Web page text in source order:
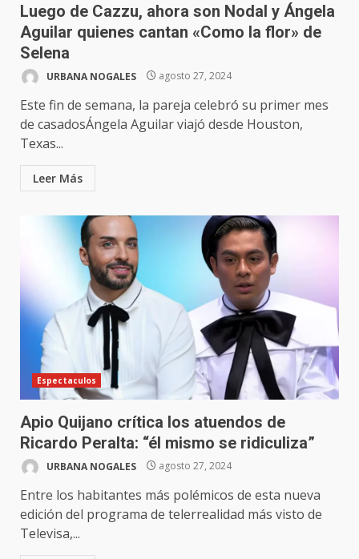
Luego de Cazzu, ahora son Nodal y Ángela
Aguilar quienes cantan «Como la flor» de
Selena
URBANA NOGALES agosto 27, 2024
Este fin de semana, la pareja celebró su primer mes
de casadosÁngela Aguilar viajó desde Houston,
Texas...
Leer Más
Espectaculos
Apio Quijano crítica los atuendos de
Ricardo Peralta: “él mismo se ridiculiza”
URBANA NOGALES agosto 27, 2024
Entre los habitantes más polémicos de esta nueva
edición del programa de telerrealidad más visto de
Televisa,...